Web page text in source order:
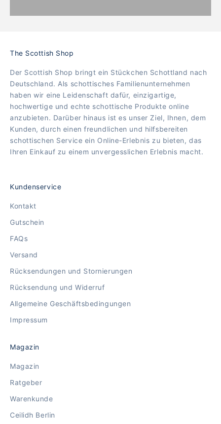
The Scottish Shop
Der Scottish Shop bringt ein Stückchen Schottland nach
Deutschland. Als schottisches Familienunternehmen
haben wir eine Leidenschaft dafür, einzigartige,
hochwertige und echte schottische Produkte online
anzubieten. Darüber hinaus ist es unser Ziel, Ihnen, dem
Kunden, durch einen freundlichen und hilfsbereiten
schottischen Service ein Online-Erlebnis zu bieten, das
Ihren Einkauf zu einem unvergesslichen Erlebnis macht.
Kundenservice
Kontakt
Gutschein
FAQs
Versand
Rücksendungen und Stornierungen
Rücksendung und Widerruf
Allgemeine Geschäftsbedingungen
Impressum
Magazin
Magazin
Ratgeber
Warenkunde
Ceilidh Berlin